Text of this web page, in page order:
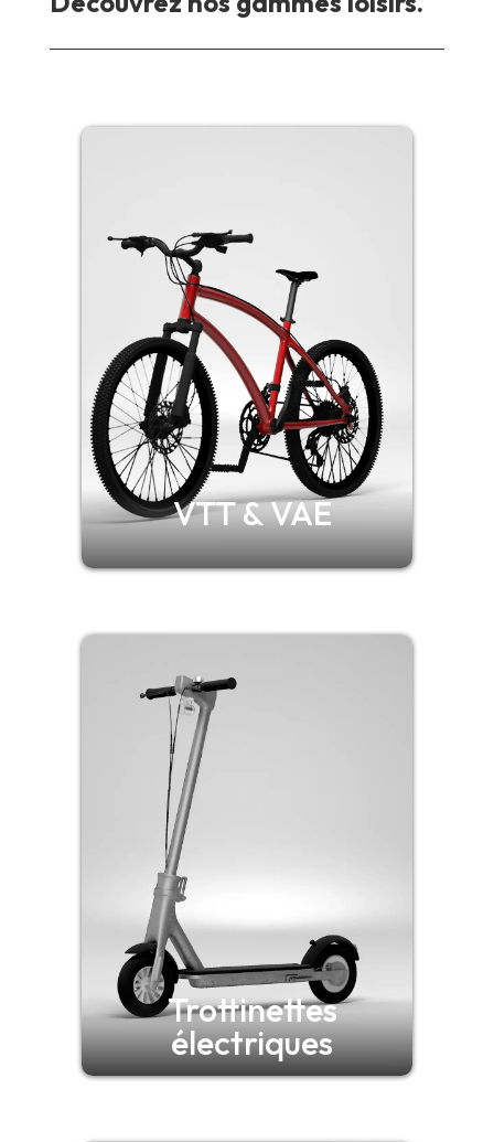
VTT & VAE
Trottinettes
électriques